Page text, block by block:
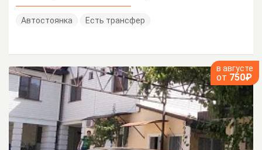
Автостоянка Есть трансфер
в августе
от 750₽